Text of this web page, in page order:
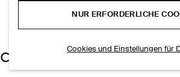
NUR ERFORDERLICHE
Cookies und Einstellungen für